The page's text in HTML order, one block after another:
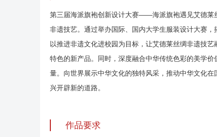
第三届海派旗袍创新设计大赛——海派旗袍遇见艾德莱
非遗技艺。通过举办国际、国内大学生服装设计大赛
以推进非遗文化进校园为目标，让艾德莱丝绸非遗技
特色的新产品。同时，深度融合中华传统色彩的美学
量。向世界展示中华文化的独特风采，推动中华文化
兴开辟新的道路。
作品要求